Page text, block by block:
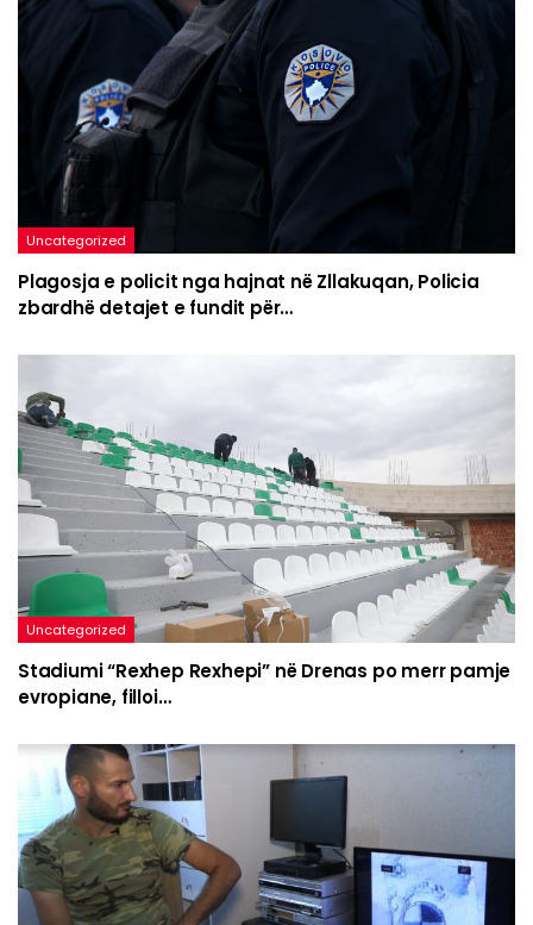
Uncategorized
Plagosja e policit nga hajnat në Zllakuqan, Policia
zbardhë detajet e fundit për…
Uncategorized
Stadiumi “Rexhep Rexhepi” në Drenas po merr pamje
evropiane, filloi…